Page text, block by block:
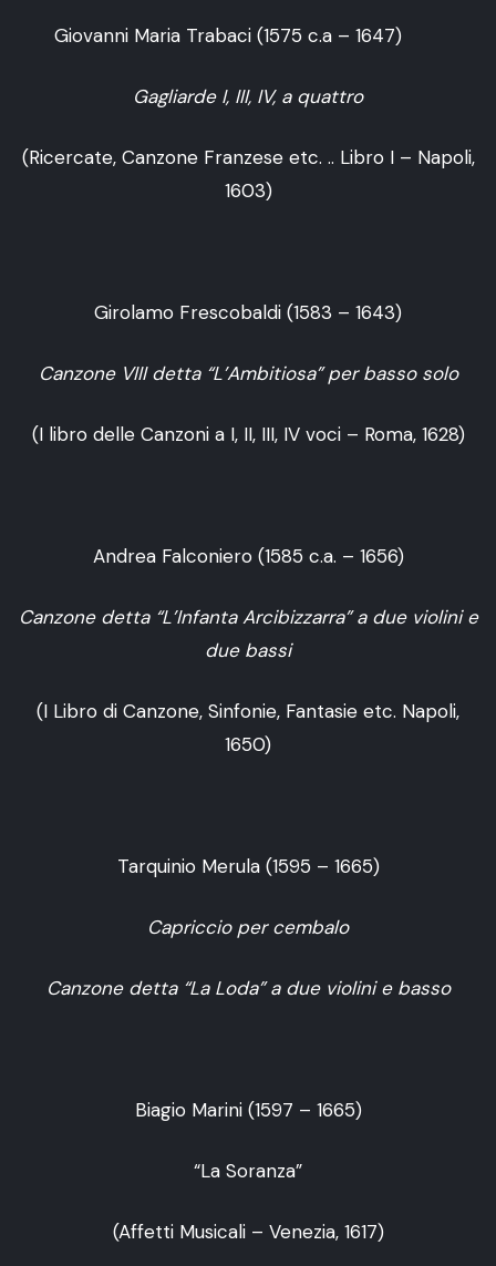
Giovanni Maria Trabaci (1575 c.a – 1647)
Gagliarde I, III, IV, a quattro
(Ricercate, Canzone Franzese etc. .. Libro I – Napoli,
1603)
Girolamo Frescobaldi (1583 – 1643)
Canzone VIII detta “L’Ambitiosa” per basso solo
(I libro delle Canzoni a I, II, III, IV voci – Roma, 1628)
Andrea Falconiero (1585 c.a. – 1656)
Canzone detta “L’Infanta Arcibizzarra” a due violini e
due bassi
(I Libro di Canzone, Sinfonie, Fantasie etc. Napoli,
1650)
Tarquinio Merula (1595 – 1665)
Capriccio per cembalo
Canzone detta “La Loda” a due violini e basso
Biagio Marini (1597 – 1665)
“La Soranza”
(Affetti Musicali – Venezia, 1617)